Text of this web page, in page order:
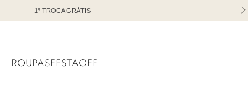
TODO OFF COM ATÉ 60% DE DESCONTO
ROUPASFESTAOFF